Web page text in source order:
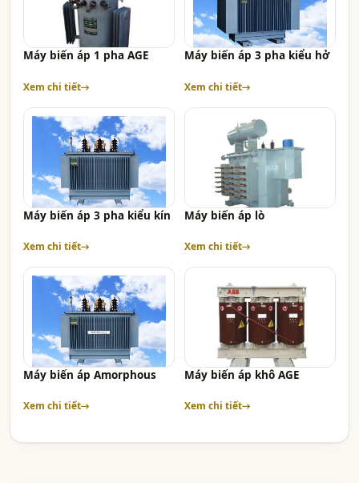
Máy biến áp 1 pha AGE
Xem chi tiết
Máy biến áp 3 pha kiểu hở
Xem chi tiết
Máy biến áp 3 pha kiểu kín
Xem chi tiết
Máy biến áp lò
Xem chi tiết
Máy biến áp Amorphous
Xem chi tiết
Máy biến áp khô AGE
Xem chi tiết